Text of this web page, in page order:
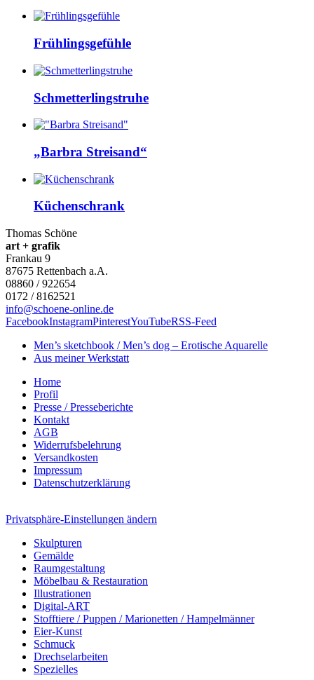
Frühlingsgefühle
Schmetterlingstruhe
„Barbra Streisand“
Küchenschrank
Thomas Schöne
art + grafik
Frankau 9
87675 Rettenbach a.A.
08860 / 922654
0172 / 8162521
info@schoene-online.de
FacebookInstagramPinterestYouTubeRSS-Feed
Men’s sketchbook / Men’s dog – Erotische Aquarelle
Aus meiner Werkstatt
Home
Profil
Presse / Presseberichte
Kontakt
AGB
Widerrufsbelehrung
Versandkosten
Impressum
Datenschutzerklärung
Privatsphäre-Einstellungen ändern
Skulpturen
Gemälde
Raumgestaltung
Möbelbau & Restauration
Illustrationen
Digital-ART
Stofftiere / Puppen / Marionetten / Hampelmänner
Eier-Kunst
Schmuck
Drechselarbeiten
Spezielles